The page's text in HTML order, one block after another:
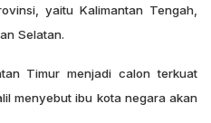
yaitu Kalimantan Tengah,
Selatan.
Timur menjadi calon terkuat
menyebut ibu kota negara akan